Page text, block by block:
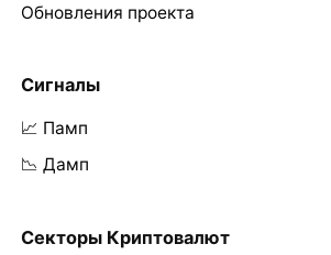
Обновления проекта
Сигналы
📈 Памп
📉 Дамп
Секторы Криптовалют